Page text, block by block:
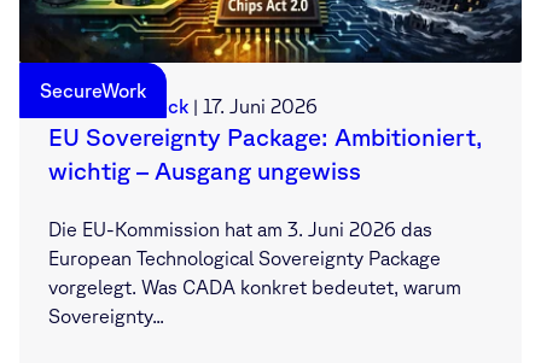
SecureWork
Sebastian Deck | 17. Juni 2026
EU Sovereignty Package: Ambitioniert,
wichtig – Ausgang ungewiss
Die EU-Kommission hat am 3. Juni 2026 das
European Technological Sovereignty Package
vorgelegt. Was CADA konkret bedeutet, warum
Sovereignty...